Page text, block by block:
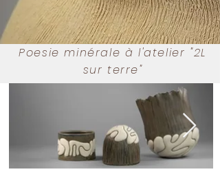
Poesie minérale à l'atelier "2L
sur terre"